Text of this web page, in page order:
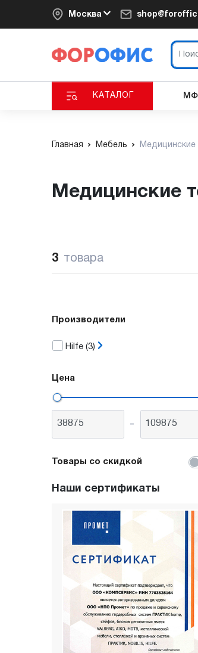
Москва
КАТАЛОГ
Главная Мебель Медицинские
Медицинские
3 товара
Производители
Hilfe (3)
Цена
-
Товары со скидкой
Наши сертификаты